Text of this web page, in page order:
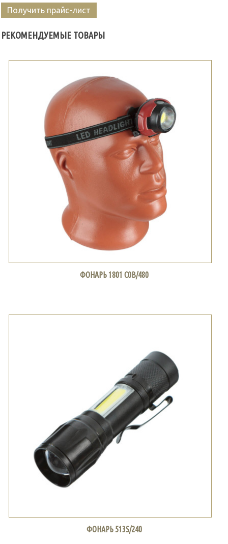
Получить прайс-лист
РЕКОМЕНДУЕМЫЕ ТОВАРЫ
ФОНАРЬ 1801 С0В/480
ФОНАРЬ 513S/240